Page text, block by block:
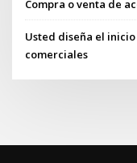
Compra o venta de
Usted diseña el
comerciales